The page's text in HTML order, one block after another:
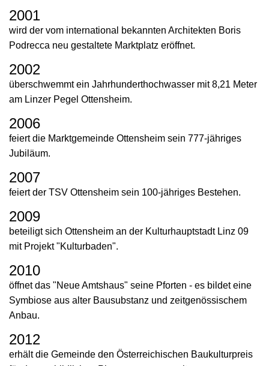
2001
wird der vom international bekannten Architekten Boris
Podrecca neu gestaltete Marktplatz eröffnet.
2002
überschwemmt ein Jahrhunderthochwasser mit 8,21 Meter
am Linzer Pegel Ottensheim.
2006
feiert die Marktgemeinde Ottensheim sein 777-jähriges
Jubiläum.
2007
feiert der TSV Ottensheim sein 100-jähriges Bestehen.
2009
beteiligt sich Ottensheim an der Kulturhauptstadt Linz 09
mit Projekt "Kulturbaden".
2010
öffnet das "Neue Amtshaus" seine Pforten - es bildet eine
Symbiose aus alter Bausubstanz und zeitgenössischem
Anbau.
2012
erhält die Gemeinde den Österreichischen Baukulturpreis